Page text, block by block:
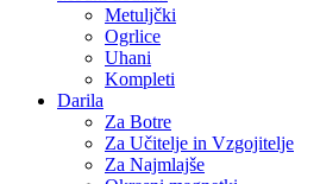
Metuljčki
Ogrlice
Uhani
Kompleti
Darila
Za Botre
Za Učitelje in Vzgojitelje
Za Najmlajše